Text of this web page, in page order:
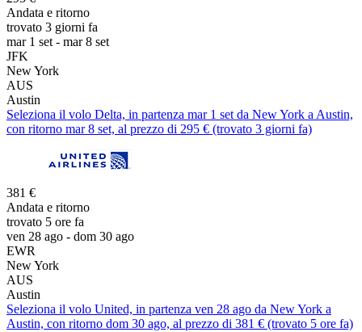
Andata e ritorno
trovato 3 giorni fa
mar 1 set - mar 8 set
JFK
New York
AUS
Austin
Seleziona il volo Delta, in partenza mar 1 set da New York a Austin,
con ritorno mar 8 set, al prezzo di 295 € (trovato 3 giorni fa)
381 €
Andata e ritorno
trovato 5 ore fa
ven 28 ago - dom 30 ago
EWR
New York
AUS
Austin
Seleziona il volo United, in partenza ven 28 ago da New York a
Austin, con ritorno dom 30 ago, al prezzo di 381 € (trovato 5 ore fa)